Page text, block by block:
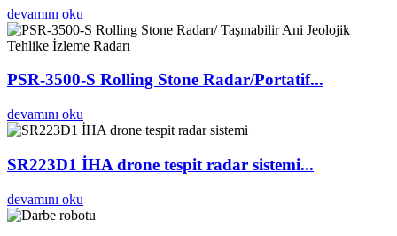
devamını oku
PSR-3500-S Rolling Stone Radar/Portatif...
devamını oku
SR223D1 İHA drone tespit radar sistemi...
devamını oku